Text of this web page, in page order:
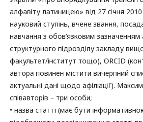
алфавіту латиницею» від 27 січня
науковий ступінь, вчене звання,
навчання з обов’язковим зазначенням
структурного підрозділу закладу
факультет/інститут тощо), ORCID
автора повинен містити вичерпний
актуальні дані щодо афіліації).
співавторів – три особи;
• назва статті (має бути